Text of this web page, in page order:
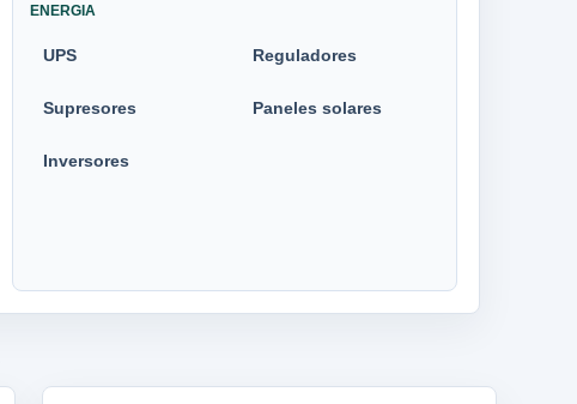
ENERGIA
UPS Reguladores
Supresores Paneles solares
Inversores